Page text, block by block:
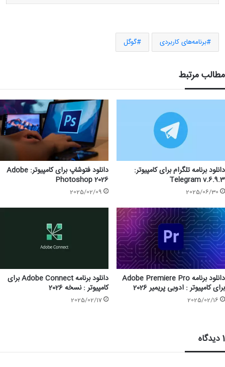
برنامه‌های کاربردی گوگل
مطالب مرتبط
دانلود برنامه تلگرام برای کامپیوتر:
Telegram v.6.9.3
2025/06/30
دانلود فتوشاپ برای کامپیوتر: Adobe
Photoshop 2026
2025/02/09
دانلود برنامه Adobe Premiere Pro
برای کامپیوتر : ادوبی پریمیر 2026
2025/02/16
دانلود برنامه Adobe Connect برای
کامپیوتر : نسخه 2026
2025/02/17
1 دیدگاه